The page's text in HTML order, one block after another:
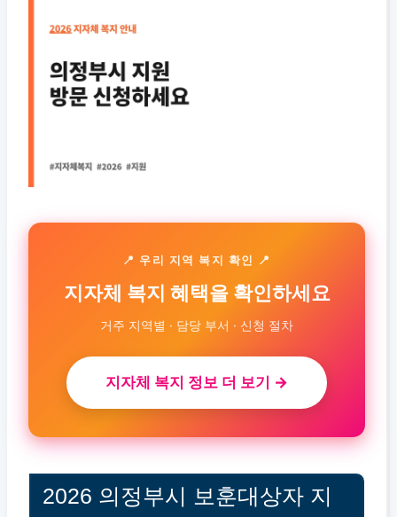
📍 우리 지역 복지 확인 📍
지자체 복지 혜택을 확인하세요
거주 지역별 · 담당 부서 · 신청 절차
지자체 복지 정보 더 보기 →
2026 의정부시 보훈대상자 지